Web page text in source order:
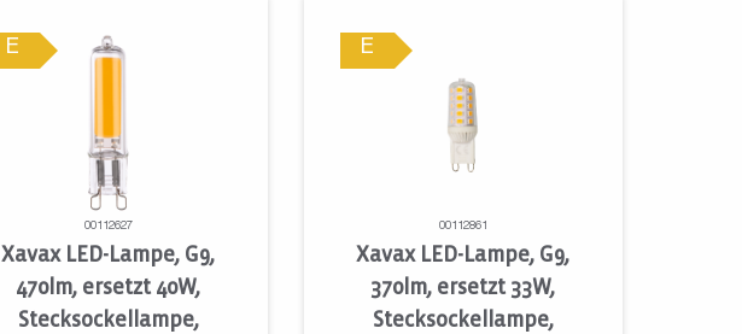
E
00112627
Xavax LED-Lampe, G9,
470lm, ersetzt 40W,
Stecksockellampe,
E
00112861
Xavax LED-Lampe, G9,
370lm, ersetzt 33W,
Stecksockellampe,